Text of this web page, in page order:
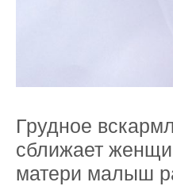
Грудное
сближает
матери малыш